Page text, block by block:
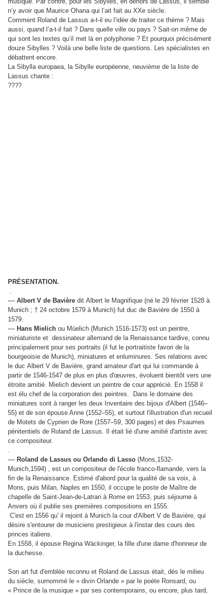
n’y avoir que Maurice Ohana qui l’ait fait au XXe siècle.
Comment Roland de Lassus a-t-il eu l’idée de traiter ce thème ? Mais
aussi, quand l’a-t-il fait ? Dans quelle ville ou pays ? Sait-on même de
qui sont les textes qu’il met là en polyphonie ? Et pourquoi précisément
douze Sibylles ? Voilà une belle liste de questions. Les spécialistes en
débattent encore.
La Sibylla europaea, la Sibylle européenne, neuvième de la liste de
Lassus chante :
????
PRÉSENTATION.
.
— Albert V de Bavière dit Albert le Magnifique (né le 29 février 1528 à
Munich ; † 24 octobre 1579 à Munich) fut duc de Bavière de 1550 à
1579.
— Hans Mielich ou Müelich (Munich 1516-1573) est un peintre,
miniaturiste et dessinateur allemand de la Renaissance tardive, connu
principalement pour ses portraits (il fut le portraitiste favori de la
bourgeoisie de Munich), miniatures et enluminures. Ses relations avec
le duc Albert V de Bavière, grand amateur d'art qui lui commande à
partir de 1546-1547 de plus en plus d'œuvres, évoluent bientôt vers une
étroite amitié. Mielich devient un peintre de cour apprécié. En 1558 il
est élu chef de la corporation des peintres. Dans le domaine des
miniatures sont à ranger les deux Inventaire des bijoux d'Albert (1546–
55) et de son épouse Anne (1552–55), et surtout l'illustration d'un recueil
de Motets de Cyprien de Rore (1557–59, 300 pages) et des Psaumes
pénitentiels de Roland de Lassus. Il était lié d'une amitié d'artiste avec
ce compositeur.
.
— Roland de Lassus ou Orlando di Lasso (Mons,1532-
Munich,1594) , est un compositeur de l'école franco-flamande, vers la
fin de la Renaissance. Estimé d'abord pour la qualité de sa voix, à
Mons, puis Milan, Naples en 1550, il occupe le poste de Maître de
chapelle de Saint-Jean-de-Latran à Rome en 1553, puis séjourne à
Anvers où il publie ses premières compositions en 1555.
C'est en 1556 qu' il rejoint à Munich la cour d'Albert V de Bavière, qui
désire s'entourer de musiciens prestigieux à l'instar des cours des
princes italiens.
En 1558, il épouse Regina Wäckinger, la fille d'une dame d'honneur de
la duchesse.
Son art fut d'emblée reconnu et Roland de Lassus était, dès le milieu
du siècle, surnommé le « divin Orlande » par le poète Ronsard, ou
« Prince de la musique » par ses contemporains, ou encore, plus tard,